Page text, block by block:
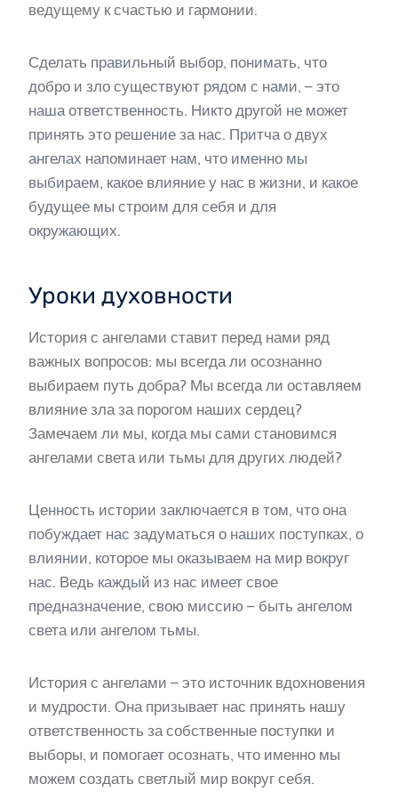
ведущему к счастью и гармонии.
Сделать правильный выбор, понимать, что
добро и зло существуют рядом с нами, – это
наша ответственность. Никто другой не может
принять это решение за нас. Притча о двух
ангелах напоминает нам, что именно мы
выбираем, какое влияние у нас в жизни, и какое
будущее мы строим для себя и для
окружающих.
Уроки духовности
История с ангелами ставит перед нами ряд
важных вопросов: мы всегда ли осознанно
выбираем путь добра? Мы всегда ли оставляем
влияние зла за порогом наших сердец?
Замечаем ли мы, когда мы сами становимся
ангелами света или тьмы для других людей?
Ценность истории заключается в том, что она
побуждает нас задуматься о наших поступках, о
влиянии, которое мы оказываем на мир вокруг
нас. Ведь каждый из нас имеет свое
предназначение, свою миссию – быть ангелом
света или ангелом тьмы.
История с ангелами – это источник вдохновения
и мудрости. Она призывает нас принять нашу
ответственность за собственные поступки и
выборы, и помогает осознать, что именно мы
можем создать светлый мир вокруг себя.